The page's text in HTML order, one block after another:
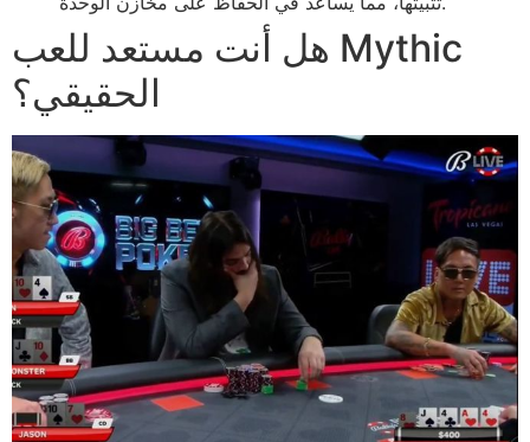
هل أنت مستعد للعب Mythic
الحقيقي؟